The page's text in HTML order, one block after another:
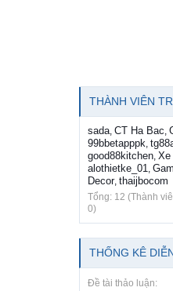
THÀNH VIÊN
sada, CT Ha Bac,
99bbetapppk,
good88kitchen, Xe
alothietke_01,
Decor, thaijbocom
Tổng: 12 (Thành
0)
THỐNG KÊ
Đề tài thảo luận: